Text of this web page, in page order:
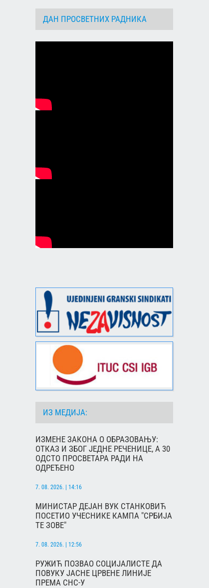
ДАН ПРОСВЕТНИХ РАДНИКА
ИЗ МЕДИЈА:
ИЗМЕНЕ ЗАКОНА О ОБРАЗОВАЊУ:
ОТКАЗ И ЗБОГ ЈЕДНЕ РЕЧЕНИЦЕ, А 30
ОДСТО ПРОСВЕТАРА РАДИ НА
ОДРЕЂЕНО
7. 08. 2026. | 14:16
МИНИСТАР ДЕЈАН ВУК СТАНКОВИЋ
ПОСЕТИО УЧЕСНИКЕ КАМПА "СРБИЈА
ТЕ ЗОВЕ"
7. 08. 2026. | 12:56
РУЖИЋ ПОЗВАО СОЦИЈАЛИСТЕ ДА
ПОВУКУ ЈАСНЕ ЦРВЕНЕ ЛИНИЈЕ
ПРЕМА СНС-У